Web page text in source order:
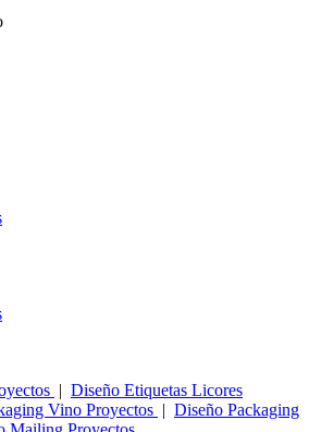
| Diseño Etiquetas Licores
Vino Proyectos | Diseño Packaging